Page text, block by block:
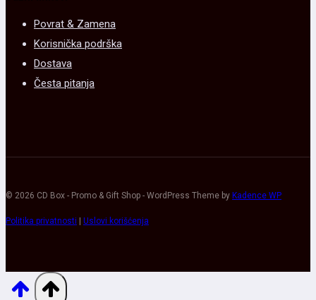
Povrat & Zamena
Korisnička podrška
Dostava
Česta pitanja
© 2026 CD Box - Promo & Gift Shop - WordPress Theme by Kadence WP
Politika privatnosti Uslovi korišćenja